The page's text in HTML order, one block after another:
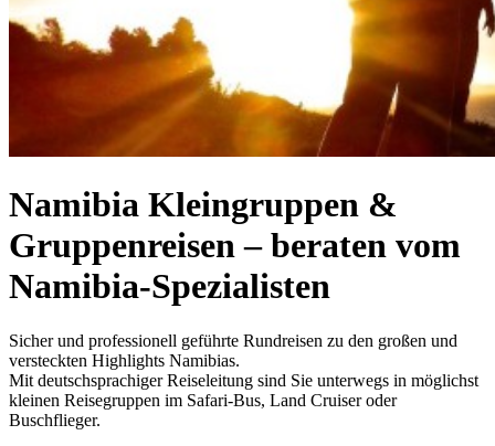
Namibia Kleingruppen &
Gruppenreisen – beraten vom
Namibia-Spezialisten
Sicher und professionell geführte Rundreisen zu den großen und
versteckten Highlights Namibias.
Mit deutschsprachiger Reiseleitung sind Sie unterwegs in möglichst
kleinen Reisegruppen im Safari-Bus, Land Cruiser oder
Buschflieger.